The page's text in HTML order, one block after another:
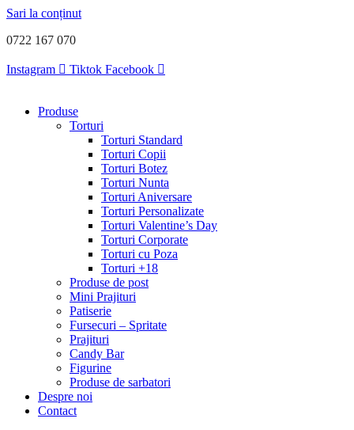
Sari la conținut
0722 167 070
Instagram Tiktok Facebook
Produse
Torturi
Torturi Standard
Torturi Copii
Torturi Botez
Torturi Nunta
Torturi Aniversare
Torturi Personalizate
Torturi Valentine’s Day
Torturi Corporate
Torturi cu Poza
Torturi +18
Produse de post
Mini Prajituri
Patiserie
Fursecuri – Spritate
Prajituri
Candy Bar
Figurine
Produse de sarbatori
Despre noi
Contact